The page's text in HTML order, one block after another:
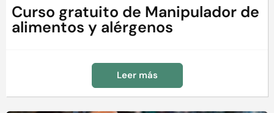
Curso gratuito de Manipulador de
alimentos y alérgenos
Leer más